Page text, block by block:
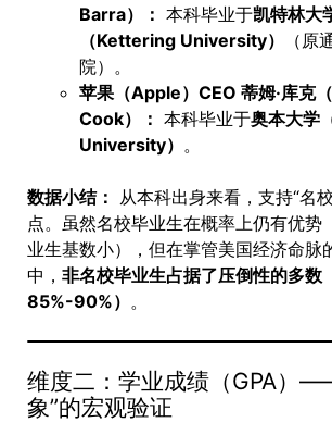
Barra）： 本科毕业于凯特林大
（Kettering University）
（原
院）。
苹果（Apple）CEO 蒂姆·库克
Cook）： 本科毕业于奥本大学
University） 。
数据小结： 从本科出身来看，支持“名
点。虽然名校毕业生在概率上仍有优势
业生基数小），但在掌管美国经济命脉
中， 非名校毕业生占据了压倒性的多数
85%-90%） 。
维度二：学业成绩（GPA）
象”的宏观验证